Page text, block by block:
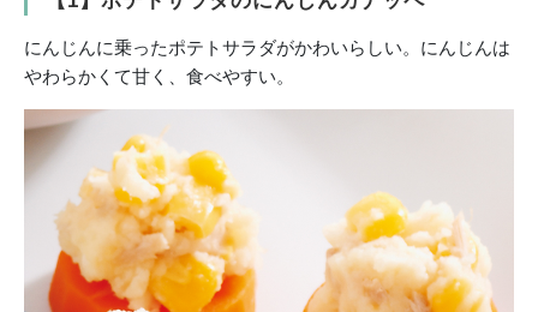
にんじんに乗ったポテトサラダがかわいらしい。にんじんは
やわらかくて甘く、食べやすい。